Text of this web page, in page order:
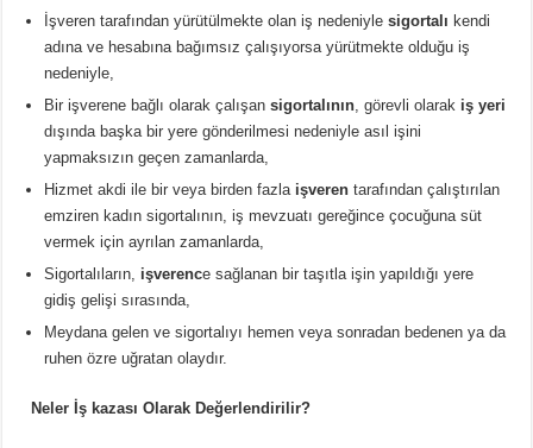
İşveren tarafından yürütülmekte olan iş nedeniylesigortalı kendi
adına ve hesabına bağımsız çalışıyorsa yürütmekte olduğu iş
nedeniyle,
Bir işverene bağlı olarak çalışansigortalının, görevli olarak iş yeri
dışında başka bir yere gönderilmesi nedeniyle asıl işini
yapmaksızın geçen zamanlarda,
Hizmet akdi ile bir veya birden fazla işveren tarafından çalıştırılan
emziren kadın sigortalının, iş mevzuatı gereğince çocuğuna süt
vermek için ayrılan zamanlarda,
Sigortalıların, işverence sağlanan bir taşıtla işin yapıldığı yere
gidiş gelişi sırasında,
Meydana gelen ve sigortalıyı hemen veya sonradan bedenen ya da
ruhen özre uğratan olaydır.
Neler İş kazası Olarak Değerlendirilir?